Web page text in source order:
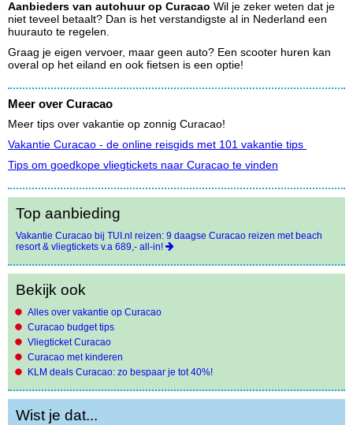
Top aanbieding
Vakantie Curacao bij TUI.nl reizen: 9 daagse Curacao reizen met beach
resort & vliegtickets v.a 689,- all-in!
Bekijk ook
Alles over vakantie op Curacao
Curacao budget tips
Vliegticket Curacao
Curacao met kinderen
KLM deals Curacao: zo bespaar je tot 40%!
Wist je dat...
Aanbieders van autohuur op Curacao Wil je zeker weten dat je
niet teveel betaalt? Dan is het verstandigste al in Nederland een
huurauto te regelen.
Graag je eigen vervoer, maar geen auto? Een scooter huren kan
overal op het eiland en ook fietsen is een optie!
Meer over Curacao
Meer tips over vakantie op zonnig Curacao!
Vakantie Curacao - de online reisgids met 101 vakantie tips
Tips om goedkope vliegtickets naar Curacao te vinden